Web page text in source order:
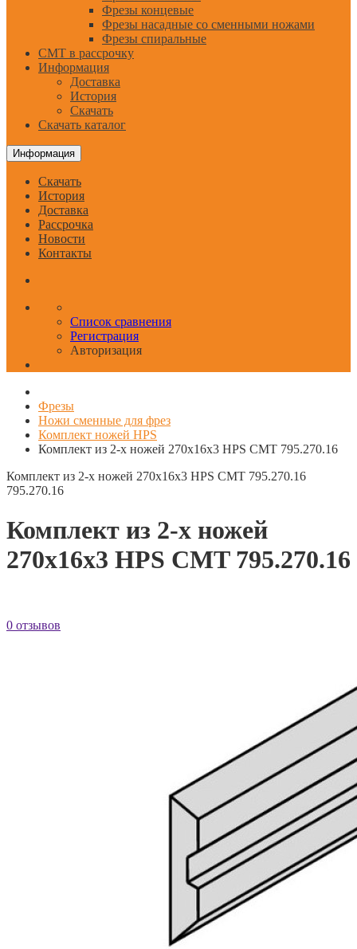
Фрезы концевые
Фрезы насадные со сменными ножами
Фрезы спиральные
CMT в рассрочку
Информация
Доставка
История
Скачать
Скачать каталог
Информация
Скачать
История
Доставка
Рассрочка
Новости
Контакты
Список сравнения
Регистрация
Авторизация
Фрезы
Ножи сменные для фрез
Комплект ножей HPS
Комплект из 2-х ножей 270x16x3 HPS CMT 795.270.16
Комплект из 2-х ножей 270x16x3 HPS CMT 795.270.16
795.270.16
Комплект из 2-х ножей
270x16x3 HPS CMT 795.270.16
0 отзывов